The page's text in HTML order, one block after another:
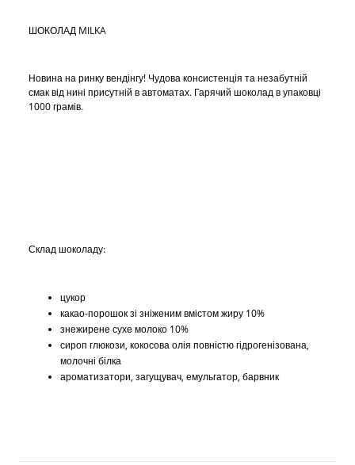
ШОКОЛАД MILKA
Новина на ринку вендінгу! Чудова консистенція та незабутній
смак від нині присутній в автоматах. Гарячий шоколад в упаковці
1000 грамів.
Склад шоколаду:
цукор
какао-порошок зі зніженим вмістом жиру 10%
знежирене сухе молоко 10%
сироп глюкози, кокосова олія повністю гідрогенізована,
молочні білка
ароматизатори, загущувач, емульгатор, барвник